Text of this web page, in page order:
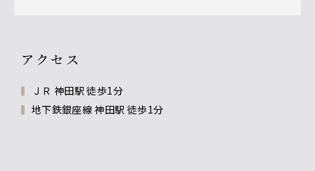
アクセス
ＪＲ 神田駅 徒歩1分
地下鉄銀座線 神田駅 徒歩1分